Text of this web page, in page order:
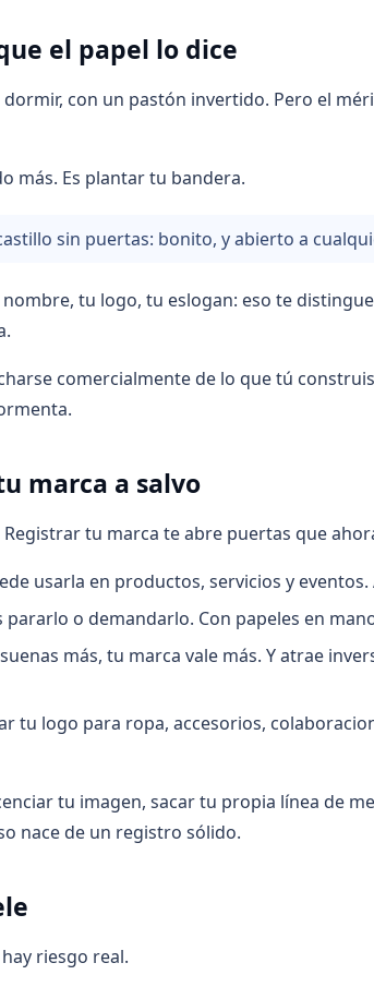
el papel lo dice
con un pastón invertido. Pero el
más. Es plantar tu bandera.
sin puertas: bonito, y abierto a
tu logo, tu eslogan: eso te
comercialmente de lo que tú
marca a salvo
tu marca te abre puertas que
usarla en productos, servicios y
o demandarlo. Con papeles en
más, tu marca vale más. Y atrae
tu logo para ropa, accesorios,
tu imagen, sacar tu propia línea de
nace de un registro sólido.
riesgo real.